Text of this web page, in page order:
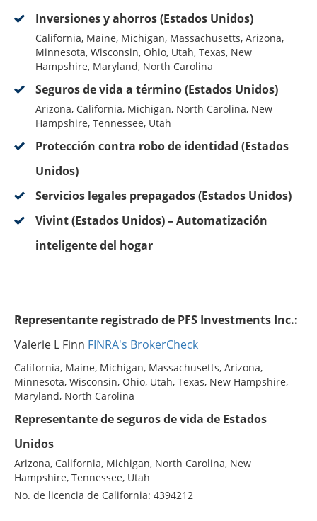
Inversiones y ahorros (Estados Unidos)
California, Maine, Michigan, Massachusetts, Arizona,
Minnesota, Wisconsin, Ohio, Utah, Texas, New
Hampshire, Maryland, North Carolina
Seguros de vida a término (Estados Unidos)
Arizona, California, Michigan, North Carolina, New
Hampshire, Tennessee, Utah
Protección contra robo de identidad (Estados
Unidos)
Servicios legales prepagados (Estados Unidos)
Vivint (Estados Unidos) – Automatización
inteligente del hogar
Representante registrado de PFS Investments Inc.:
Valerie L Finn FINRA's BrokerCheck
California, Maine, Michigan, Massachusetts, Arizona,
Minnesota, Wisconsin, Ohio, Utah, Texas, New Hampshire,
Maryland, North Carolina
Representante de seguros de vida de Estados
Unidos
Arizona, California, Michigan, North Carolina, New
Hampshire, Tennessee, Utah
No. de licencia de California: 4394212